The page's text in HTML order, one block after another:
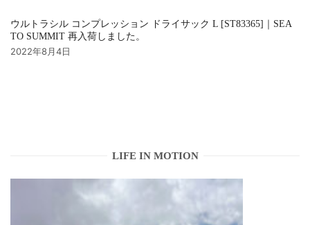
ウルトラシル コンプレッション ドライサック L [ST83365]｜SEA
TO SUMMIT 再入荷しました。
2022年8月4日
LIFE IN MOTION